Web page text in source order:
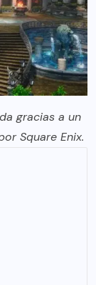
gracias a un
Square Enix.